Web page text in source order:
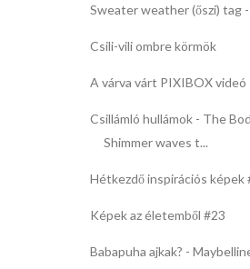
Sweater weather (őszi) tag
Csili-vili ombre körmök
A várva várt PIXIBOX videó
Csillámló hullámok - The
Shimmer waves t...
Hétkezdő inspirációs képek
Képek az életemből #23
Babapuha ajkak? -